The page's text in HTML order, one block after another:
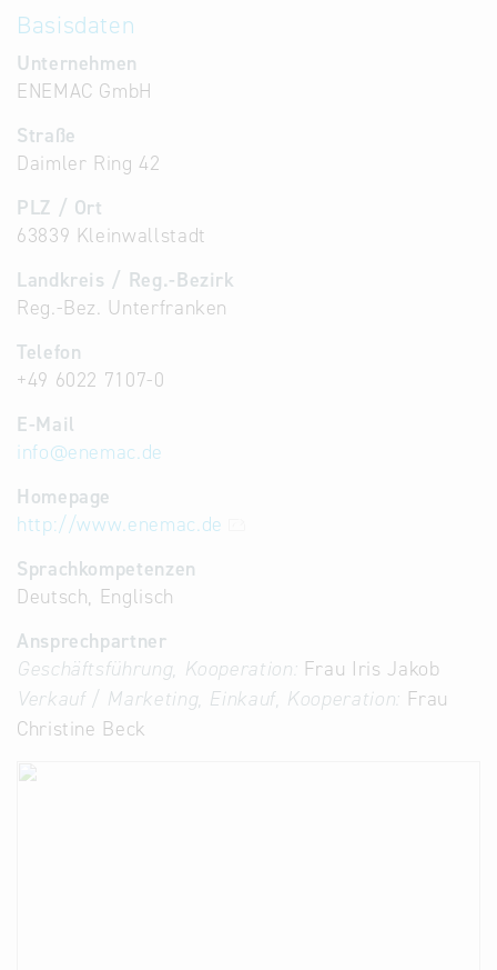
Basisdaten
Unternehmen
ENEMAC GmbH
Straße
Daimler Ring 42
PLZ / Ort
63839 Kleinwallstadt
Landkreis / Reg.-Bezirk
Reg.-Bez. Unterfranken
Telefon
+49 6022 7107-0
E-Mail
info@enemac.de
Homepage
http://www.enemac.de
Sprachkompetenzen
Deutsch, Englisch
Ansprechpartner
Geschäftsführung, Kooperation: Frau Iris Jakob
Verkauf / Marketing, Einkauf, Kooperation: Frau
Christine Beck